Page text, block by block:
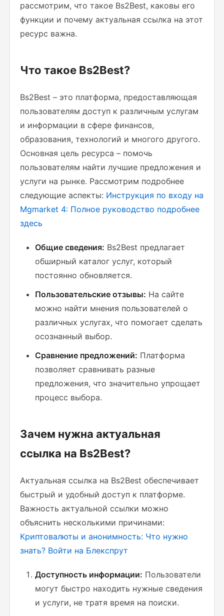
рассмотрим, что такое Bs2Best, каковы его
функции и почему актуальная ссылка на этот
ресурс важна.
Что такое Bs2Best?
Bs2Best – это платформа, предоставляющая
пользователям доступ к различным услугам
и информации в сфере финансов,
образования, технологий и многого другого.
Основная цель ресурса – помочь
пользователям найти лучшие предложения и
услуги на рынке. Рассмотрим подробнее
следующие аспекты: Инструкция по входу на
Mgmarket 4: Полное руководство подробнее
здесь
Общие сведения: Bs2Best предлагает
обширный каталог услуг, который
постоянно обновляется.
Пользовательские отзывы: На сайте
можно найти мнения пользователей о
различных услугах, что помогает сделать
осознанный выбор.
Сравнение предложений: Платформа
позволяет сравнивать разные
предложения, что значительно упрощает
процесс выбора.
Зачем нужна актуальная
ссылка на Bs2Best?
Актуальная ссылка на Bs2Best обеспечивает
быстрый и удобный доступ к платформе.
Важность актуальной ссылки можно
объяснить несколькими причинами:
Криптовалюты и анонимность: Что нужно
знать? Войти на Блекспрут
Доступность информации: Пользователи
могут быстро находить нужные сведения
и услуги, не тратя время на поиски.